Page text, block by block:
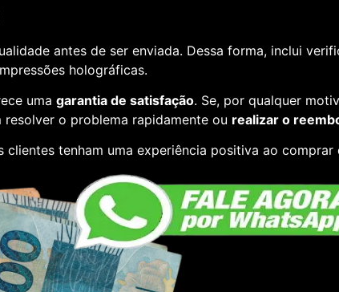
antes de ser enviada. Dessa forma, inclui
holográficas.
uma garantia de satisfação. Se, por qualquer
o problema rapidamente ou realizar o
tenham uma experiência positiva ao comprar